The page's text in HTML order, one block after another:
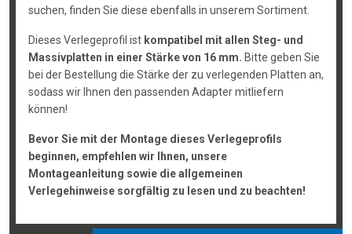
suchen, finden Sie diese ebenfalls in unserem Sortiment.
Dieses Verlegeprofil ist kompatibel mit allen Steg- und
Massivplatten in einer Stärke von 16 mm. Bitte geben Sie
bei der Bestellung die Stärke der zu verlegenden Platten an,
sodass wir Ihnen den passenden Adapter mitliefern
können!
Bevor Sie mit der Montage dieses Verlegeprofils
beginnen, empfehlen wir Ihnen, unsere
Montageanleitung sowie die allgemeinen
Verlegehinweise sorgfältig zu lesen und zu beachten!